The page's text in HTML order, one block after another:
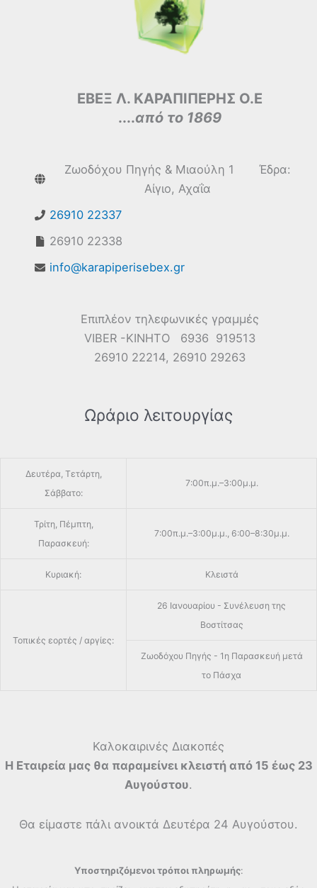
ΕΒΕΞ Λ. ΚΑΡΑΠΙΠΕΡΗΣ Ο.Ε
....από το 1869
Ζωοδόχου Πηγής & Μιαούλη 1 Έδρα:
Αίγιο, Αχαΐα
26910 22337
26910 22338
info@karapiperisebex.gr
Επιπλέον τηλεφωνικές γραμμές
VIBER -ΚΙΝΗΤΟ 6936 919513
26910 22214, 26910 29263
Ωράριο λειτουργίας
Δευτέρα, Τετάρτη,
Σάββατο:
7:00π.μ.–3:00μ.μ.
Τρίτη, Πέμπτη,
Παρασκευή:
7:00π.μ.–3:00μ.μ., 6:00–8:30μ.μ.
Κυριακή: Κλειστά
Τοπικές εορτές / αργίες:
26 Ιανουαρίου - Συνέλευση της
Βοστίτσας
Ζωοδόχου Πηγής - 1η Παρασκευή μετά
το Πάσχα
Καλοκαιρινές Διακοπές
Η Εταιρεία μας θα παραμείνει κλειστή από 15 έως 23
Αυγούστου.
Θα είμαστε πάλι ανοικτά Δευτέρα 24 Αυγούστου.
Υποστηριζόμενοι τρόποι πληρωμής: